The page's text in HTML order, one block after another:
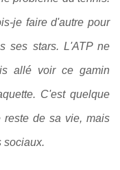
je faire d'autre pour
ses stars. L'ATP ne
allé voir ce gamin
C'est quelque
de sa vie, mais
sociaux.